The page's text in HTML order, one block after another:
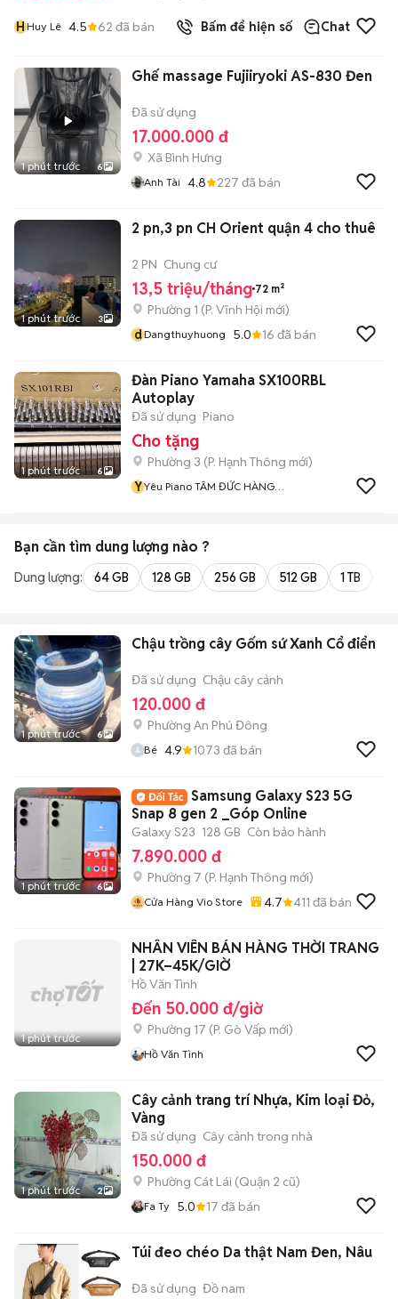
HHuy Lê 4.5 62 đã bán Bấm để hiện số Chat
1 phút trước 6
Ghế massage Fujiiryoki AS-830 Đen
Đã sử dụng
17.000.000 đ
Xã Bình Hưng
Anh Tài 4.8 227 đã bán
1 phút trước 3
2 pn,3 pn CH Orient quận 4 cho thuê
2 PN Chung cư
13,5 triệu/tháng 72 m²
Phường 1 (P. Vĩnh Hội mới)
dDangthuyhuong 5.0 16 đã bán
1 phút trước 6
Đàn Piano Yamaha SX100RBL
Autoplay
Đã sử dụng Piano
Cho tặng
Phường 3 (P. Hạnh Thông mới)
YYêu Piano TÂM ĐỨC HÀNG
Bạn cần tìm dung lượng nào ?
Dung lượng: 64 GB 128 GB 256 GB 512 GB 1 TB
1 phút trước 6
Chậu trồng cây Gốm sứ Xanh Cổ điển
Đã sử dụng Chậu cây cảnh
120.000 đ
Phường An Phú Đông
Bé 4.9 1073 đã bán
1 phút trước 6
Samsung Galaxy S23 5G
Snap 8 gen 2 _Góp Online
Galaxy S23 128 GB Còn bảo hành
7.890.000 đ
Phường 7 (P. Hạnh Thông mới)
Cửa Hàng Vio Store 4.7 411 đã bán
1 phút trước
NHÂN VIÊN BÁN HÀNG THỜI TRANG
| 27K–45K/GIỜ
Hồ Văn Tình
Đến 50.000 đ/giờ
Phường 17 (P. Gò Vấp mới)
Hồ Văn Tình
1 phút trước 2
Cây cảnh trang trí Nhựa, Kim loại Đỏ,
Vàng
Đã sử dụng Cây cảnh trong nhà
150.000 đ
Phường Cát Lái (Quận 2 cũ)
Fa Ty 5.0 17 đã bán
Túi đeo chéo Da thật Nam Đen, Nâu
Đã sử dụng Đồ nam